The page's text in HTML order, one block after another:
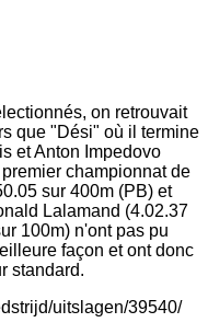
on retrouvait
que "Dési" où il termine
et Anton Impedovo
championnat de
sur 400m (PB) et
Lalamand (4.02.37
100m) n'ont pas pu
façon et ont donc
standard.
uitslagen/39540/